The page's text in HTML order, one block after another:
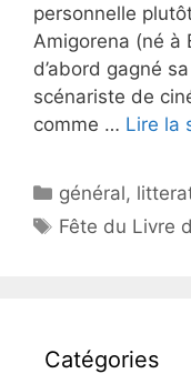
personnelle
Amigorena (né à
d’abord gagné
scénariste de
comme … Lire la
Catégories
général,
Étiquettes
Fête du Livre
Catégories